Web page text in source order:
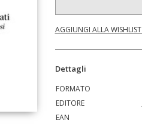
AGGIUNGI ALLA WISHLIST
Dettagli
FORMATO
EDITORE
EAN